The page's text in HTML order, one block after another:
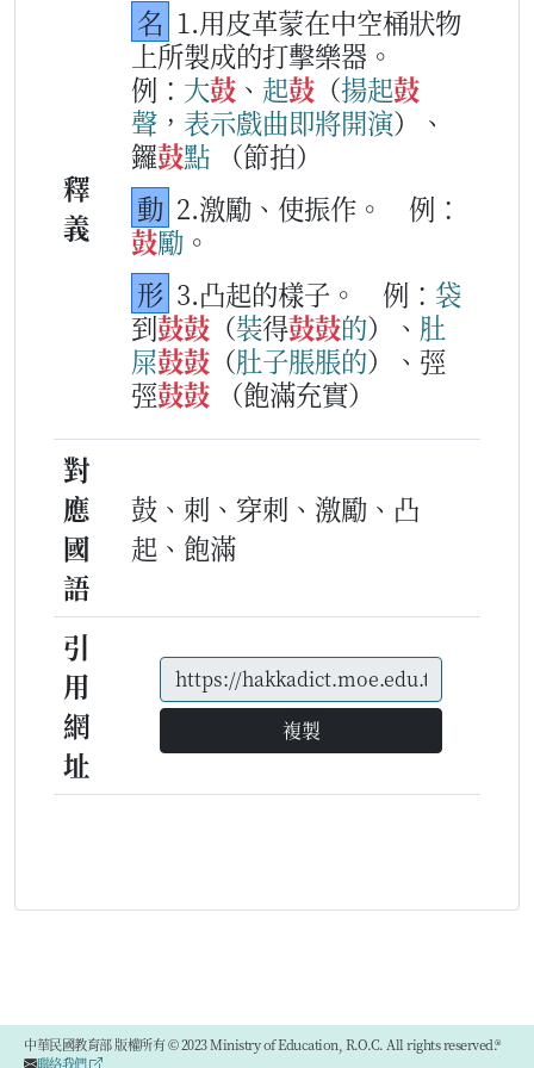
釋
義
名 1.用皮革蒙在中空桶狀物
上所製成的打擊樂器。
例： 大鼓 、 起鼓 （揚起鼓
聲 ， 表示戲曲即將開演）、
鑼鼓點
（節拍）
動 2.激勵、使振作。
例：
鼓勵 。
形 3.凸起的樣子。 例： 袋
到鼓鼓 （裝得鼓鼓的）、 肚
屎鼓鼓 （肚子脹脹的）、弳
弳鼓鼓
（飽滿充實）
對
應
國
語
鼓、刺、穿刺、激勵、凸
起、飽滿
引
用
網
址
複製
中華民國教育部 版權所有 © 2023 Ministry of Education, R.O.C. All rights reserved.®
聯絡我們